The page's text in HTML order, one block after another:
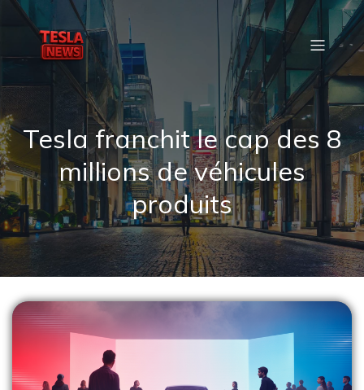
Tesla franchit le cap des 8
millions de véhicules
produits